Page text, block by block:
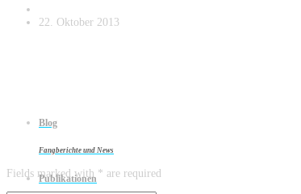
Blog
Fangberichte und News
Publikationen
22. Oktober 2013
Leave a reply
Fields marked with * are required